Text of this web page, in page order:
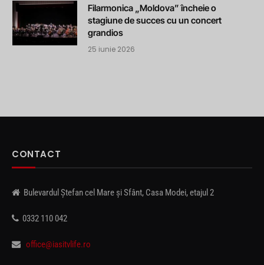
Filarmonica „Moldova” încheie o
stagiune de succes cu un concert
grandios
25 iunie 2026
CONTACT
Bulevardul Ștefan cel Mare și Sfânt, Casa Modei, etajul 2
0332 110 042
office@iasitvlife.ro